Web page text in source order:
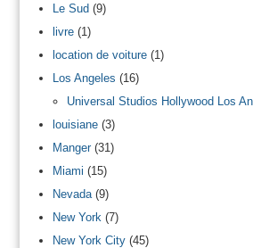
Le Sud(9)
livre(1)
location de voiture(1)
Los Angeles (16)
Universal Studios Hollywood Los
louisiane(3)
Manger(31)
Miami (15)
Nevada(9)
New York (7)
New York City(45)